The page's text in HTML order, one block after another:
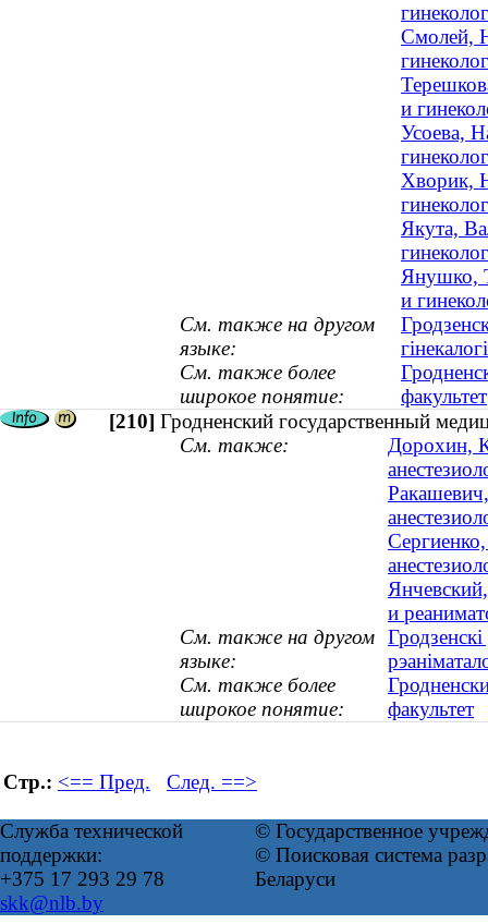
Смолей,
и
Усоева,
Хворик,
Якута,
Янушко,
и
См. также на другом
языке:
См. также более
широкое понятие:
факультет
[210] Гродненский государственный
См. также:
Дорохин,
и
См. также на другом
языке:
См. также более
широкое понятие:
факультет
Стр.: <== Пред. След. ==>
Служба технической
поддержки:
+375 17 293 29 78
skk@nlb.by
© Государственное
© Поисковая система
Беларуси